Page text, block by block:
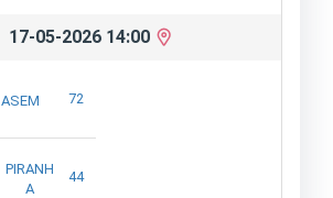
17-05-2026 14:00
ASEM 72
PIRANH
A
44